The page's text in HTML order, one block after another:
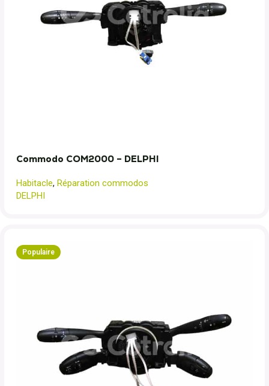
Commodo COM2000 – DELPHI
Habitacle, Réparation commodos
DELPHI
Populaire